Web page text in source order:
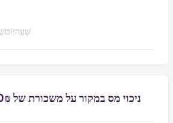
יְוֹםשָׁעָה
ניכוי מס במקור על משכורת של ₪‏93,000 ‏ ב ישראל